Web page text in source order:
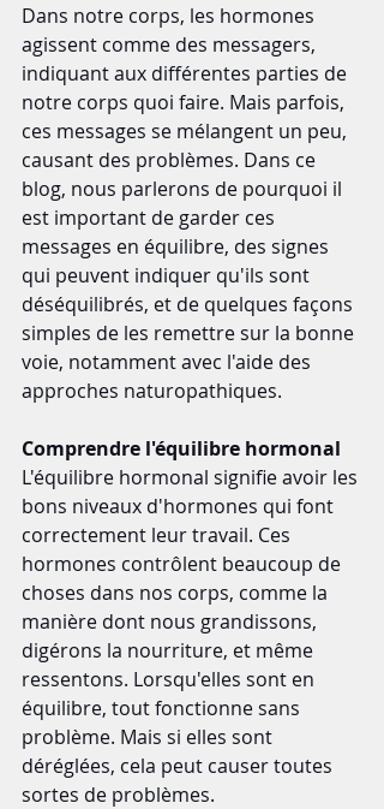
Dans notre corps, les hormones
agissent comme des messagers,
indiquant aux différentes parties de
notre corps quoi faire. Mais parfois,
ces messages se mélangent un peu,
causant des problèmes. Dans ce
blog, nous parlerons de pourquoi il
est important de garder ces
messages en équilibre, des signes
qui peuvent indiquer qu'ils sont
déséquilibrés, et de quelques façons
simples de les remettre sur la bonne
voie, notamment avec l'aide des
approches naturopathiques.
Comprendre l'équilibre hormonal
L'équilibre hormonal signifie avoir les
bons niveaux d'hormones qui font
correctement leur travail. Ces
hormones contrôlent beaucoup de
choses dans nos corps, comme la
manière dont nous grandissons,
digérons la nourriture, et même
ressentons. Lorsqu'elles sont en
équilibre, tout fonctionne sans
problème. Mais si elles sont
déréglées, cela peut causer toutes
sortes de problèmes.